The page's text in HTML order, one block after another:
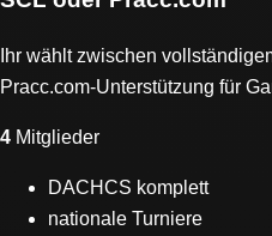
Ihr wählt zwischen
Pracc.com-Unterstützung für
4 Mitglieder
DACHCS komplett
nationale Turniere